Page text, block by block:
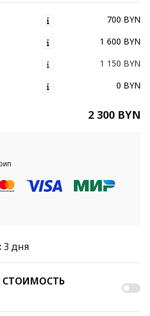
700 BYN
1 600 BYN
1 150 BYN
0 BYN
2 300 BYN
3 дня
СТОИМОСТЬ